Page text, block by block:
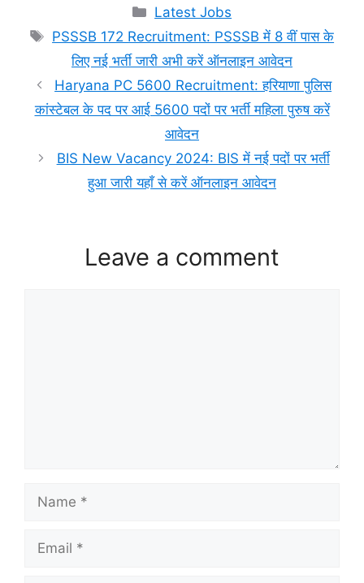
Categories
Latest Jobs
Tags
PSSSB 172 Recruitment: PSSSB में 8 वीं पास के
लिए नई भर्ती जारी अभी करें ऑनलाइन आवेदन
Haryana PC 5600 Recruitment: हरियाणा पुलिस
कांस्टेबल के पद पर आई 5600 पदों पर भर्ती महिला पुरुष करें
आवेदन
BIS New Vacancy 2024: BIS में नई पदों पर भर्ती
हुआ जारी यहाँ से करें ऑनलाइन आवेदन
Leave a comment